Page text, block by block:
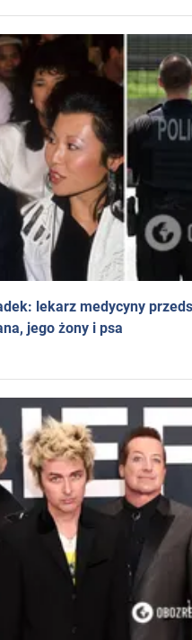
lekarz medycyny
jego żony i psa